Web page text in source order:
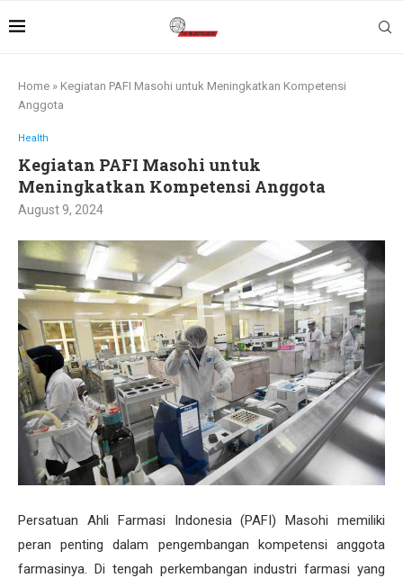
Home » Kegiatan PAFI Masohi untuk Meningkatkan Kompetensi
Anggota
Health
Kegiatan PAFI Masohi untuk
Meningkatkan Kompetensi Anggota
August 9, 2024
Persatuan Ahli Farmasi Indonesia (PAFI) Masohi memiliki
peran penting dalam pengembangan kompetensi anggota
farmasinya. Di tengah perkembangan industri farmasi yang